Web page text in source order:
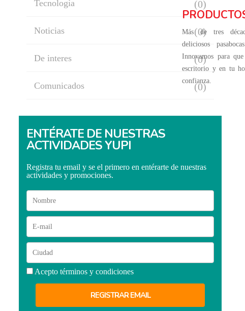
Más de tres
deliciosos
Innovamos para
escritorio y en tu
confianza.
Tecnologìa (0)
Noticias (0)
De interes (0)
Comunicados (0)
ENTÉRATE DE NUESTRAS
ACTIVIDADES YUPI
Registra tu email y se el primero en entérarte de nuestras
actividades y promociones.
Acepto términos y condiciones